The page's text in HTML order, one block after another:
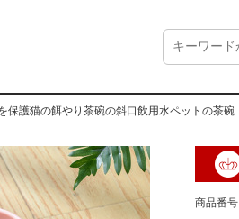
保護猫の餌やり茶碗の斜口飲用水ペットの茶碗
商品番